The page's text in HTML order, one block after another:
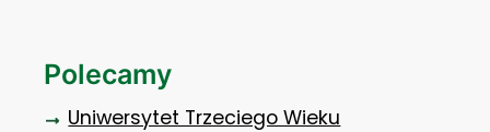
Polecamy
Uniwersytet Trzeciego Wieku